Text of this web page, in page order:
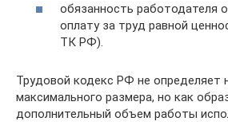
обязанность работодателя
оплату за труд равной
ТК РФ).
Трудовой кодекс РФ не определяет
максимального размера, но как
дополнительный объем работы